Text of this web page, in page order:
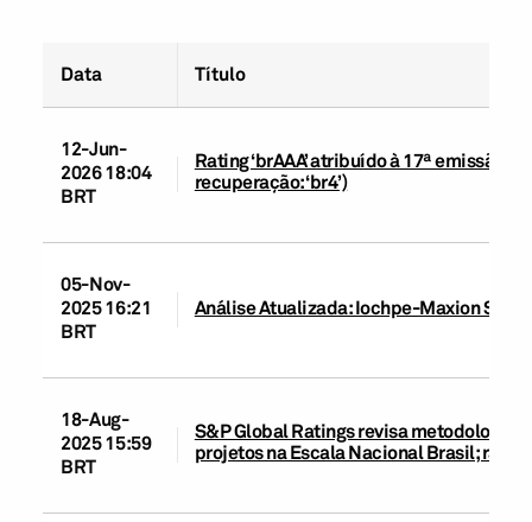
Data Título
12-Jun-
2026 18:04
BRT
Rating ‘brAAA’ atribuído à 17ª emissão
recuperação: ‘br4’)
05-Nov-
2025 16:21
BRT
Análise Atualizada: Iochpe-Maxion S.A.
18-Aug-
2025 15:59
BRT
S&P Global Ratings revisa
projetos na Escala Nacional Brasil;